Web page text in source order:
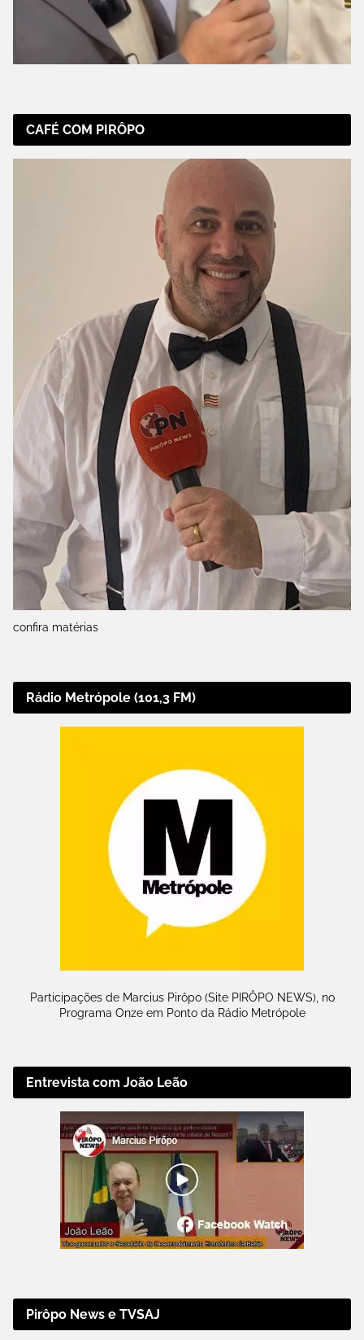
CAFÉ COM PIRÔPO
confira matérias
Rádio Metrópole (101,3 FM)
Participações de Marcius Pirôpo (Site PIRÔPO NEWS), no
Programa Onze em Ponto da Rádio Metrópole
Entrevista com João Leão
Pirôpo News e TVSAJ